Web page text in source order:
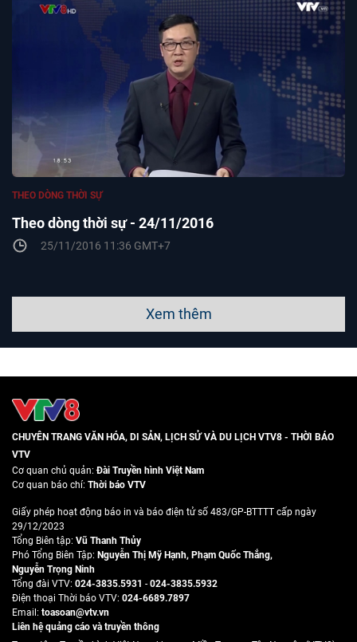
Theo dòng thời sự - 24/11/2016
THEO DÒNG THỜI SỰ
25/11/2016 11:36 GMT+7
Xem thêm
CHUYÊN TRANG VĂN HÓA, DI SẢN, LỊCH SỬ VÀ DU LỊCH VTV8 - THỜI BÁO
VTV
Cơ quan chủ quản:Đài Truyền hình Việt Nam
Cơ quan báo chí: Thời báo VTV
Giấy phép hoạt động báo in và báo điện tử số 483/GP-BTTTT cấp ngày
29/12/2023
Tổng Biên tập: Vũ Thanh Thủy
Phó Tổng Biên Tập: Nguyễn Thị Mỹ Hạnh, Phạm Quốc Thắng,
Nguyễn Trọng Ninh
Tổng đài VTV: 024-3835.5931 - 024-3835.5932
Ðiện thoại Thời báo VTV: 024-6689.7897
Email: toasoan@vtv.vn
Liên hệ quảng cáo và truyền thông